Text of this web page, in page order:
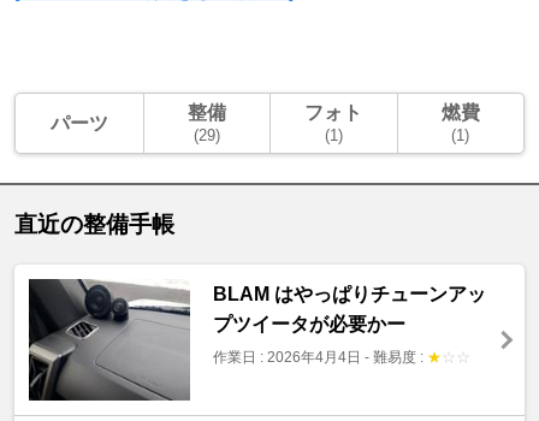
パーツ 整備
(29)
フォト
(1)
燃費
(1)
直近の整備手帳
BLAM はやっぱりチューンアッ
プツイータが必要かー
作業日 : 2026年4月4日 - 難易度 : ★ ☆ ☆